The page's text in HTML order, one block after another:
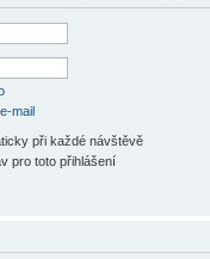
mail
při každé návštěvě
pro toto přihlášení